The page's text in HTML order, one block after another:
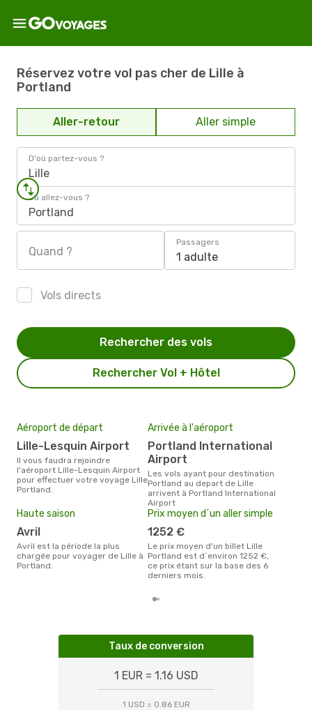
Réservez votre vol pas cher de Lille à
Portland
Aller-retour Aller simple
D'où partez-vous ?
Lille
Où allez-vous ?
Portland
Quand ?
Passagers
1 adulte
Vols directs
Rechercher Vol + Hôtel
Rechercher des vols
Aéroport de départ
Lille-Lesquin Airport
Il vous faudra rejoindre
l'aéroport Lille-Lesquin Airport
pour effectuer votre voyage Lille
Portland.
Arrivée à l'aéroport
Portland International
Airport
Les vols ayant pour destination
Portland au depart de Lille
arrivent à Portland International
Airport
Haute saison
avril
avril est la période la plus
chargée pour voyager de Lille à
Portland.
Prix moyen d´un aller simple
1252 €
Le prix moyen d'un billet Lille
Portland est d´environ 1252 €,
ce prix étant sur la base des 6
derniers mois.
Taux de conversion
1 EUR = 1.16 USD
1 USD = 0.86 EUR